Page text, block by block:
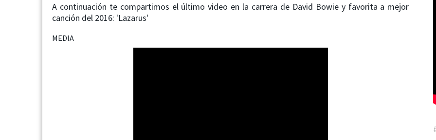
A continuación te compartimos el último video en la carrera de David Bowie y favorita a mejor
canción del 2016: 'Lazarus'
MEDIA